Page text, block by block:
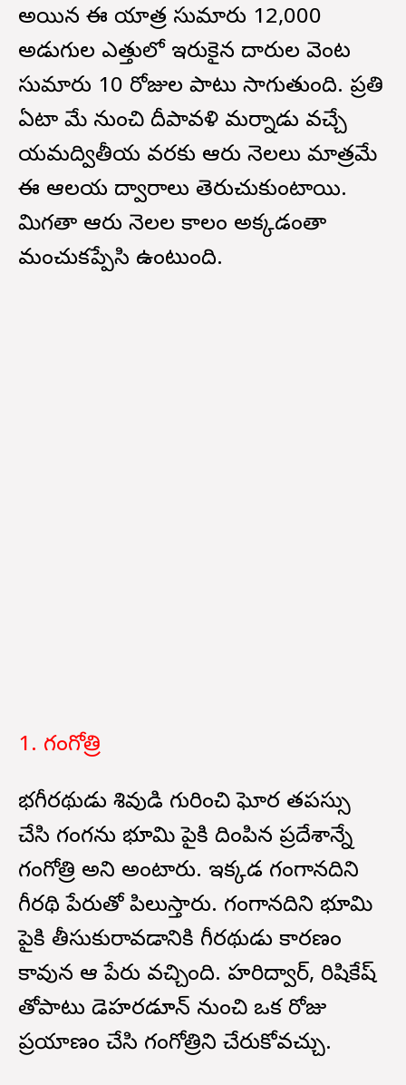
అయిన ఈ యాత్ర సుమారు 12,000
అడుగుల ఎత్తులో ఇరుకైన దారుల వెంట
సుమారు 10 రోజుల పాటు సాగుతుంది. ప్రతి
ఏటా మే నుంచి దీపావళి మర్నాడు వచ్చే
యమద్వితీయ వరకు ఆరు నెలలు మాత్రమే
ఈ ఆలయ ద్వారాలు తెరుచుకుంటాయి.
మిగతా ఆరు నెలల కాలం అక్కడంతా
మంచుకప్పేసి ఉంటుంది.
1. గంగోత్రి
భగీరథుడు శివుడి గురించి ఘోర తపస్సు
చేసి గంగను భూమి పైకి దింపిన ప్రదేశాన్నే
గంగోత్రి అని అంటారు. ఇక్కడ గంగానదిని
భాగీరథి పేరుతో పిలుస్తారు. గంగానదిని భూమి
పైకి తీసుకురావడానికి భాగీరథుడు కారణం
కావున ఆ పేరు వచ్చింది. హరిద్వార్, రిషికేష్
తోపాటు డెహరడూన్ నుంచి ఒక రోజు
ప్రయాణం చేసి గంగోత్రిని చేరుకోవచ్చు.